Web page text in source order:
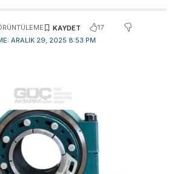
ARALIK 29, 2025 8:53 PM
17